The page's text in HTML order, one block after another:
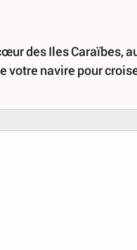
des Iles Caraïbes,
votre navire pour